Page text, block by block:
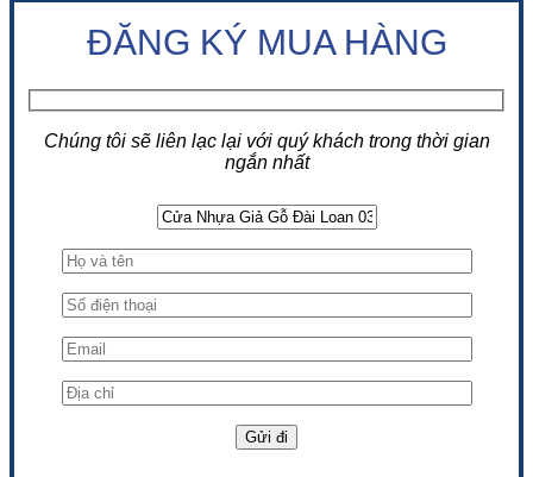
ĐĂNG KÝ MUA HÀNG
Chúng tôi sẽ liên lạc lại với quý khách trong thời gian
ngắn nhất